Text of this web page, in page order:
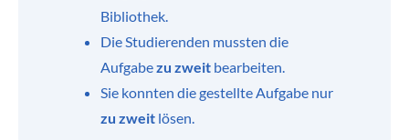
Bibliothek.
Die Studierenden mussten die
Aufgabezu zweit bearbeiten.
Sie konnten die gestellte Aufgabe nur
zu zweit lösen.